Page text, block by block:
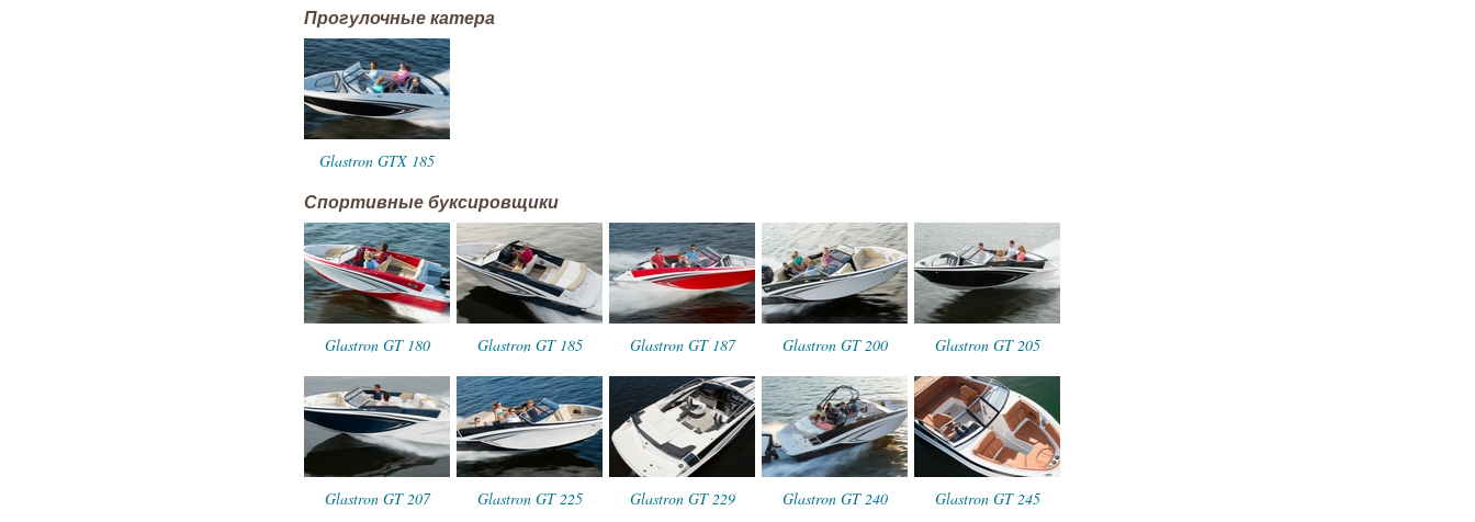
Прогулочные катера
Glastron GTX 185
Спортивные буксировщики
Glastron GT 180 Glastron GT 185 Glastron GT 187 Glastron GT 200 Glastron GT 205
Glastron GT 207 Glastron GT 225 Glastron GT 229 Glastron GT 240 Glastron GT 245